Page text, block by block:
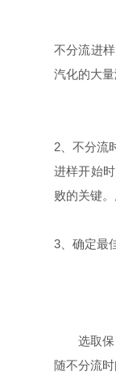
不分流进
汽化的大
2、不分流
进样开始
败的关键
3、确定最
选取
随不分流